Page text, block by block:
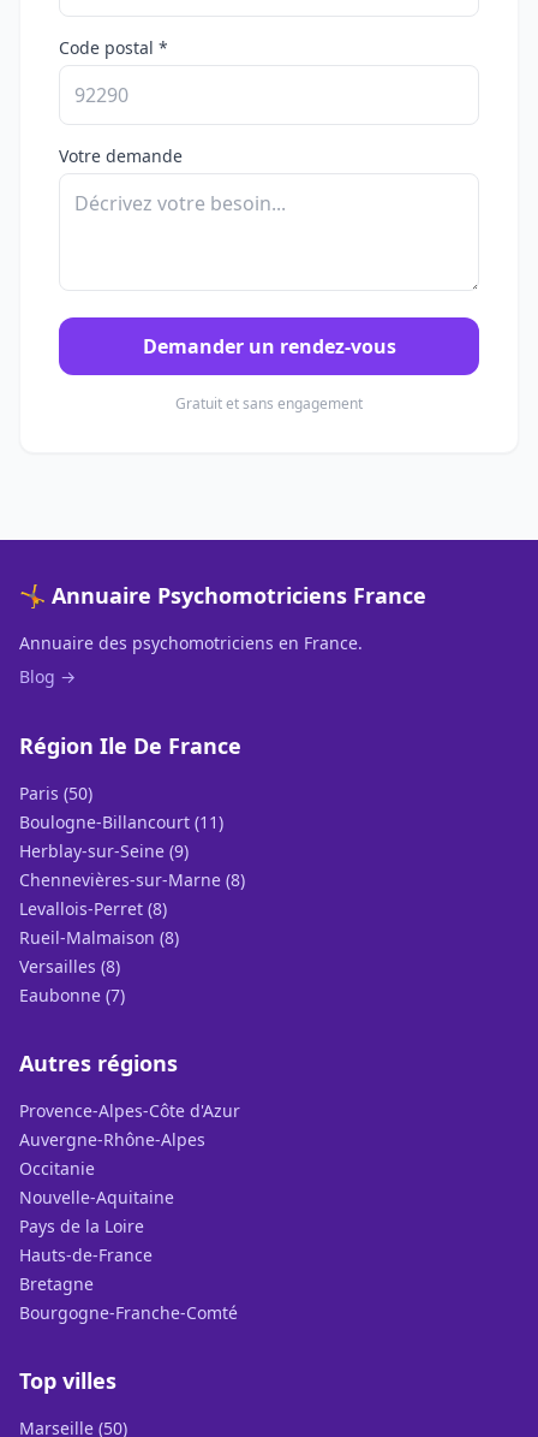
Code postal *
Votre demande
Demander un rendez-vous
Gratuit et sans engagement
🤸 Annuaire Psychomotriciens France
Annuaire des psychomotriciens en France.
Blog →
Région Ile De France
Paris (50)
Boulogne-Billancourt (11)
Herblay-sur-Seine (9)
Chennevières-sur-Marne (8)
Levallois-Perret (8)
Rueil-Malmaison (8)
Versailles (8)
Eaubonne (7)
Autres régions
Provence-Alpes-Côte d'Azur
Auvergne-Rhône-Alpes
Occitanie
Nouvelle-Aquitaine
Pays de la Loire
Hauts-de-France
Bretagne
Bourgogne-Franche-Comté
Top villes
Marseille (50)